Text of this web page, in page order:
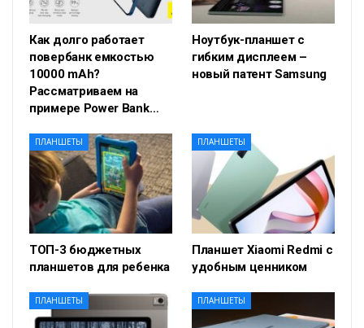
Как долго работает
повербанк емкостью
10000 mAh?
Рассматриваем на
примере Power Bank…
Ноутбук-планшет с
гибким дисплеем –
новый патент Samsung
ПЛАНШЕТЫ
ТОП-3 бюджетных
планшетов для ребенка
ПЛАНШЕТЫ
Планшет Xiaomi Redmi с
удобным ценником
ПЛАНШЕТЫ ПЛАНШЕТЫ